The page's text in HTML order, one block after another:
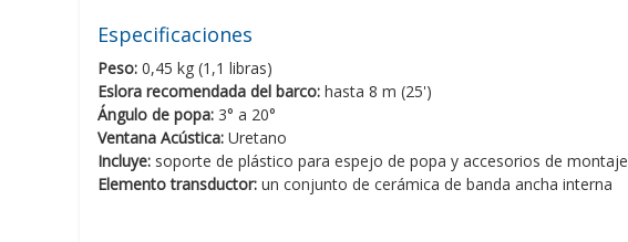
Especificaciones
Peso: 0,45 kg (1,1 libras)
Eslora recomendada del barco: hasta 8 m (25')
Ángulo de popa: 3° a 20°
Ventana Acústica: Uretano
Incluye: soporte de plástico para espejo de popa y accesorios de montaje
Elemento transductor: un conjunto de cerámica de banda ancha interna